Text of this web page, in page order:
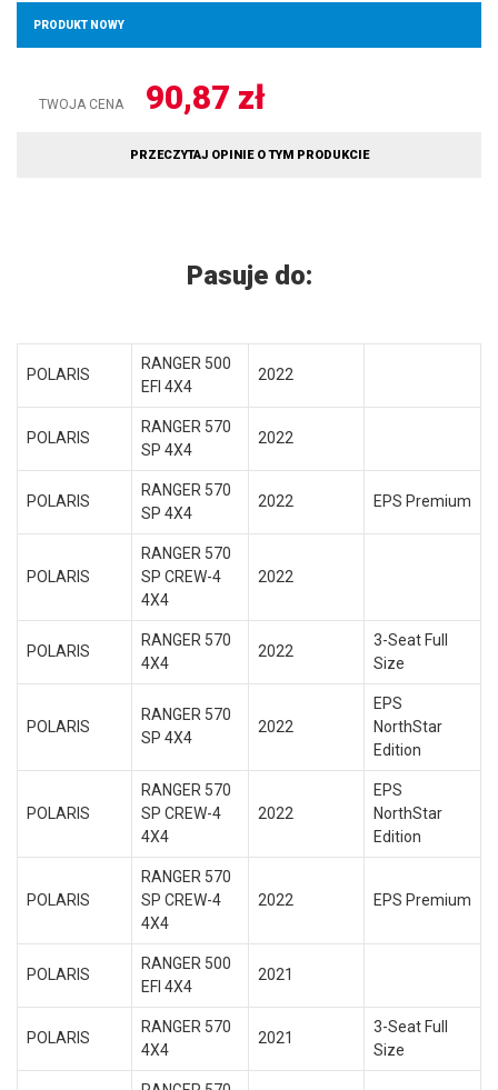
PRODUKT NOWY
TWOJA CENA 90,87 zł
PRZECZYTAJ OPINIE O TYM PRODUKCIE
Pasuje do:
POLARIS
RANGER 500
EFI 4X4
2022
POLARIS
RANGER 570
SP 4X4
2022
POLARIS
RANGER 570
SP 4X4
2022 EPS Premium
POLARIS
RANGER 570
SP CREW-4
4X4
2022
POLARIS
RANGER 570
4X4
2022
3-Seat Full
Size
POLARIS
RANGER 570
SP 4X4
2022
EPS
NorthStar
Edition
POLARIS
RANGER 570
SP CREW-4
4X4
2022
EPS
NorthStar
Edition
POLARIS
RANGER 570
SP CREW-4
4X4
2022 EPS Premium
POLARIS
RANGER 500
EFI 4X4
2021
POLARIS
RANGER 570
4X4
2021
3-Seat Full
Size